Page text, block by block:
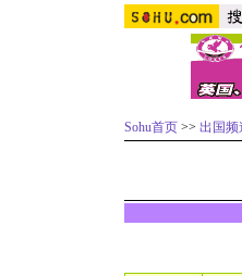
Sohu首页 >> 出国频